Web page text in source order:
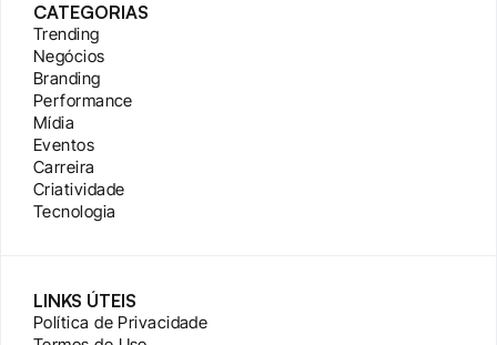
CATEGORIAS
Trending
Negócios
Branding
Performance
Mídia
Eventos
Carreira
Criatividade
Tecnologia
LINKS ÚTEIS
Política de Privacidade